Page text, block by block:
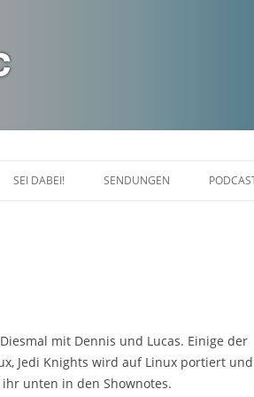
Inhalt
SEI DABEI! SENDUNGEN
KINOTOPIA
mit Dennis und Lucas. Einige der
Jedi Knights wird auf Linux portiert und
unten in den Shownotes.